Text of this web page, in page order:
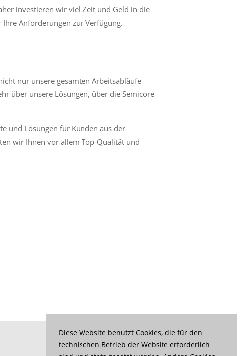
investieren wir viel Zeit und Geld in die
Anforderungen zur Verfügung.
nur unsere gesamten Arbeitsabläufe
über unsere Lösungen, über die Semicore
und Lösungen für Kunden aus der
wir Ihnen vor allem Top-Qualität und
Diese Website benutzt Cookies, die für den
technischen Betrieb der Website erforderlich